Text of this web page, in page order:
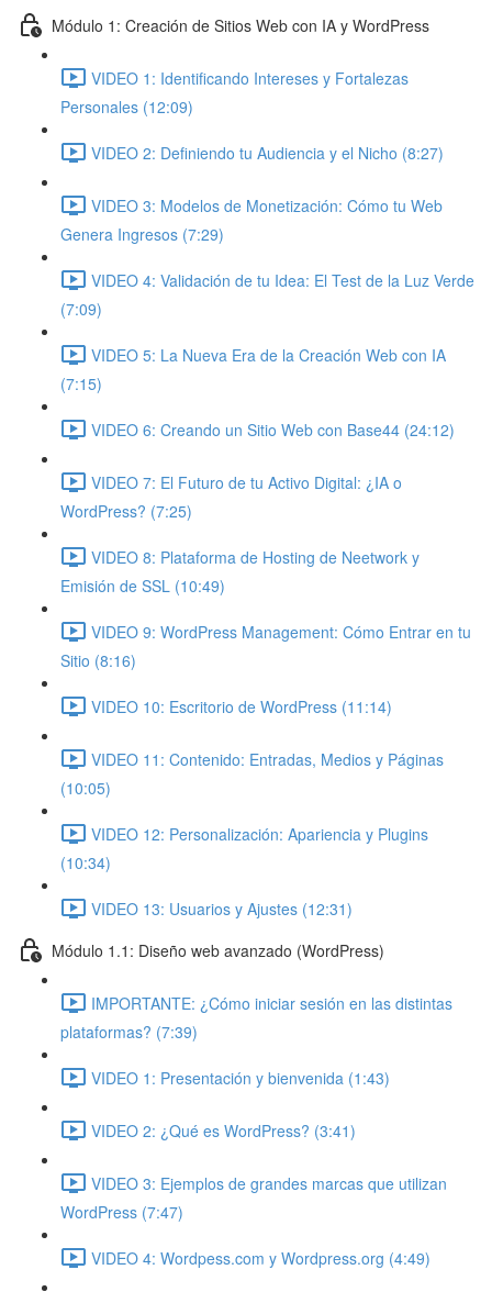
Módulo 1: Creación de Sitios Web con IA y WordPress
VIDEO 1: Identificando Intereses y Fortalezas
Personales (12:09)
VIDEO 2: Definiendo tu Audiencia y el Nicho (8:27)
VIDEO 3: Modelos de Monetización: Cómo tu Web
Genera Ingresos (7:29)
VIDEO 4: Validación de tu Idea: El Test de la Luz Verde
(7:09)
VIDEO 5: La Nueva Era de la Creación Web con IA
(7:15)
VIDEO 6: Creando un Sitio Web con Base44 (24:12)
VIDEO 7: El Futuro de tu Activo Digital: ¿IA o
WordPress? (7:25)
VIDEO 8: Plataforma de Hosting de Neetwork y
Emisión de SSL (10:49)
VIDEO 9: WordPress Management: Cómo Entrar en tu
Sitio (8:16)
VIDEO 10: Escritorio de WordPress (11:14)
VIDEO 11: Contenido: Entradas, Medios y Páginas
(10:05)
VIDEO 12: Personalización: Apariencia y Plugins
(10:34)
VIDEO 13: Usuarios y Ajustes (12:31)
Módulo 1.1: Diseño web avanzado (WordPress)
IMPORTANTE: ¿Cómo iniciar sesión en las distintas
plataformas? (7:39)
VIDEO 1: Presentación y bienvenida (1:43)
VIDEO 2: ¿Qué es WordPress? (3:41)
VIDEO 3: Ejemplos de grandes marcas que utilizan
WordPress (7:47)
VIDEO 4: Wordpess.com y Wordpress.org (4:49)